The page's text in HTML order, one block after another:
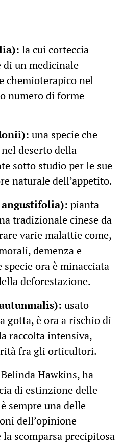
la cui corteccia
di un medicinale
chemioterapico nel
numero di forme
una specie che
deserto della
sotto studio per le sue
naturale dell’appetito.
pianta
tradizionale cinese da
varie malattie come,
demenza e
ora è minacciata
deforestazione.
usato
gotta, è ora a rischio di
raccolta intensiva,
fra gli orticultori.
Hawkins, ha
di estinzione delle
sempre una delle
dell’opinione
scomparsa precipitosa